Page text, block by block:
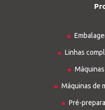
Linhas
Máquinas de
Pré-